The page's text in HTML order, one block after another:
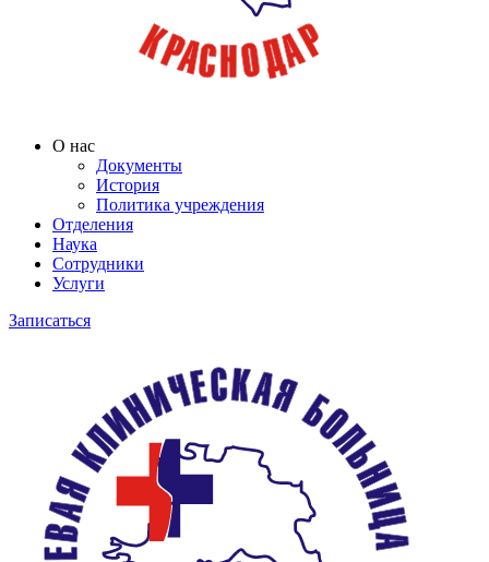
О нас
Документы
История
Политика учреждения
Отделения
Наука
Сотрудники
Услуги
Записаться